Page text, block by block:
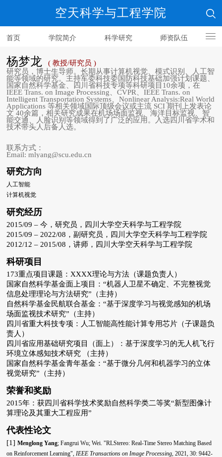
空天科学与工程学院
首页 学院简介 科学研究 师资队伍
人才培养
杨梦龙( 教授/研究员 )
研究员，博士生导师。长期从事计算机视觉、模式识别、人工智
能等领域的研究。主持军委科技委国防科技基础加强计划课题、
国家自然科学基金、四川省科技专项等科研项目10余项，在
IEEE Trans. on Image Processing、CVPR、IEEE Trans. on
Intelligent Transportation Systems、Nonlinear Analysis:Real World
Applications 等相关领域国际顶级会议或主流 SCI 期刊上发表论
文 40余篇，相关研究成果在机场场面监视、海洋目标监视、智
能交通、人脸识别等领域得到了广泛的应用。入选四川省学术和
技术带头人后备人选。
联系方式：
Email: mlyang@scu.edu.cn
研究方向
人工智能
计算机视觉
研究经历
2015/09 – 今，研究员，四川大学空天科学与工程学院
2015/09 – 2022/08，副研究员，四川大学空天科学与工程学院
2012/12 – 2015/08，讲师，四川大学空天科学与工程学院
科研项目
173重点项目课题：XXXX理论与方法（课题负责人）
国家自然科学基金面上项目：“机器人卫星不确定、不完整视觉
信息处理理论与方法研究”（主持）
自然科学基金民航联合基金：“基于深度学习与视觉感知的机场
场面监视技术研究”（主持）
四川省重大科技专项： 人工智能高性能计算专用芯片 （子课题负
责人）
四川省应用基础研究项目（面上）：基于深度学习的无人机飞行
环境立体感知技术研究 （主持）
国家自然科学基金青年基金：“基于微分几何和机器学习的立体
视觉研究”（主持）
荣誉和奖励
2015年：获四川省科学技术奖励自然科学类二等奖“新型图像计
算理论及其重大工程应用”
代表性论文
[1]Menglong Yang; Fangrui Wu; Wei. "RLStereo: Real-Time Stereo Matching Based
on Reinforcement Learning",IEEE Transactions on Image Processing, 2021, 30: 9442-